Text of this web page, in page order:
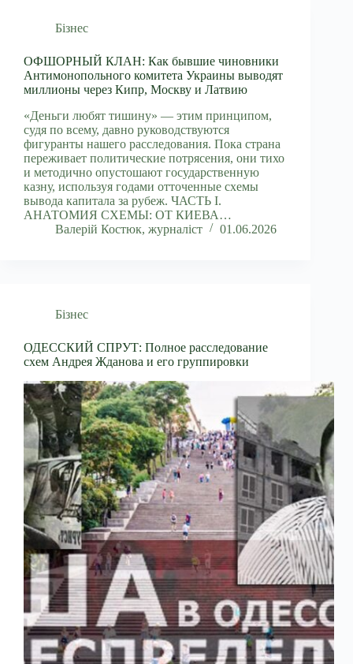
Бізнес
ОФШОРНЫЙ КЛАН: Как бывшие чиновники
Антимонопольного комитета Украины выводят
миллионы через Кипр, Москву и Латвию
«Деньги любят тишину» — этим принципом,
судя по всему, давно руководствуются
фигуранты нашего расследования. Пока страна
переживает политические потрясения, они тихо
и методично опустошают государственную
казну, используя годами отточенные схемы
вывода капитала за рубеж. ЧАСТЬ I.
АНАТОМИЯ СХЕМЫ: ОТ КИЕВА…
Валерій Костюк, журналіст
01.06.2026
Бізнес
ОДЕССКИЙ СПРУТ: Полное расследование
схем Андрея Жданова и его группировки